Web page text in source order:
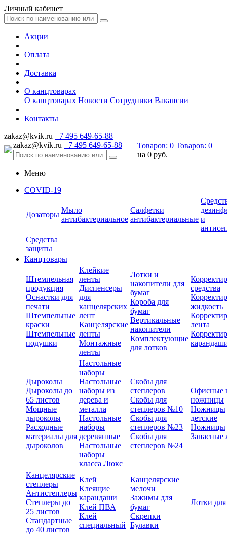
Личный кабинет
Акции
Оплата
Доставка
О канцтоварах
О канцтоварах Новости Сотрудники Вакансии
Контакты
zakaz@kvik.ru +7 495 649-65-88
zakaz@kvik.ru +7 495 649-65-88 Товаров: 0 Товаров: 0
на 0 руб.
Меню
COVID-19
Дозаторы
Мыло
антибактериальное
Салфетки
антибактериальные и
Средства
защиты
Канцтовары
Штемпельная
продукция
Оснастки для
печати
Штемпельные
краски
Штемпельные
подушки
Клейкие
ленты
Диспенсеры
для
канцелярских
лент
Канцелярские
ленты
Монтажные
ленты
Лотки и
накопители для
бумаг
Короба для
бумаг
Вертикальные
накопители
Комплектующие
для лотков
средства
жидкость
лента
Дыроколы
Дыроколы до
65 листов
Мощные
дыроколы
Расходные
материалы для
дыроколов
Настольные
наборы
Настольные
наборы из
дерева и
металла
Настольные
наборы
деревянные
Настольные
наборы
класса Люкс
Скобы для
степлеров
Скобы для
степлеров №10
Скобы для
степлеров №23
Скобы для
степлеров №24
Офисные
ножницы
Ножницы
детские
Ножницы
Запасные
Канцелярские
степлеры
Антистеплеры
Степлеры до
25 листов
Стандартные
до 40 листов
Клей
Клеящие
карандаши
Клей ПВА
Клей
специальный
Канцелярские
мелочи
Зажимы для
бумаг
Скрепки
Булавки
Лотки